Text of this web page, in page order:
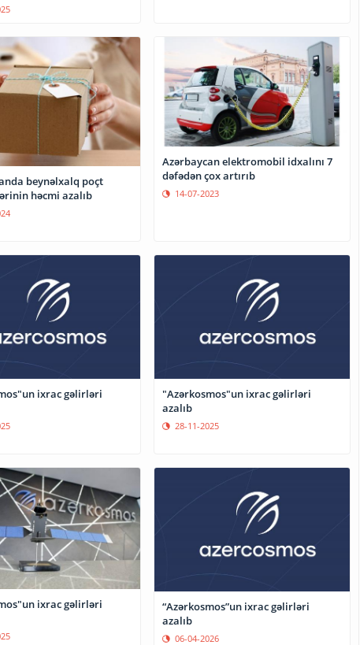
beynəlxalq poçt
həcmi azalıb
Azərbaycan elektromobil idxalını 7
dəfədən çox artırıb
14-07-2023
ixrac gəlirləri
"Azərkosmos"un ixrac gəlirləri
azalıb
28-11-2025
ixrac gəlirləri
“Azərkosmos”un ixrac gəlirləri
azalıb
06-04-2026